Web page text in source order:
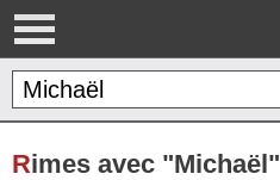
Rimes avec "Michaël"